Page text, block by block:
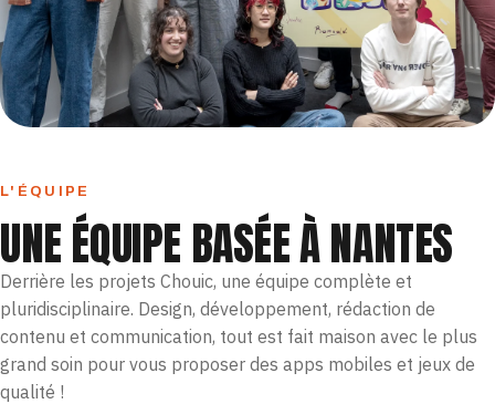
L'ÉQUIPE
UNE ÉQUIPE BASÉE À NANTES
Derrière les projets Chouic, une équipe complète et
pluridisciplinaire. Design, développement, rédaction de
contenu et communication, tout est fait maison avec le plus
grand soin pour vous proposer des apps mobiles et jeux de
qualité !